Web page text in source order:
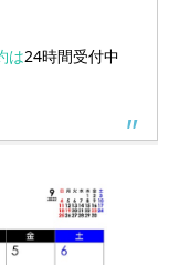
は24時間受付中